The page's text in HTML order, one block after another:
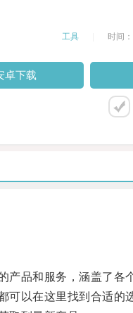
工具 时间
卓下载
品和服务，涵盖了各个
以在这里找到合适的选